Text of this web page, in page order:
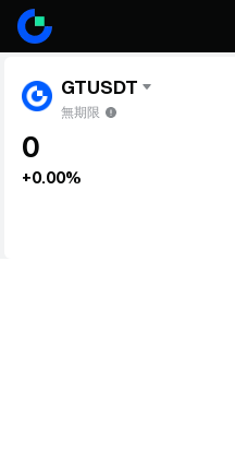
GTUSDT
無期限
0
+0.00%